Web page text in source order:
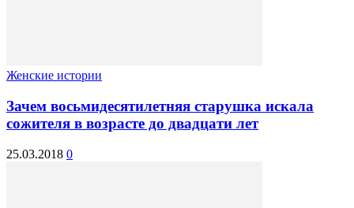
Женские истории
Зачем восьмидесятилетняя старушка искала
сожителя в возрасте до двадцати лет
25.03.2018 0